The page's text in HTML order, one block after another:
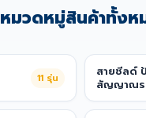
หมวดหมู่สินค้าทั้งห
11 รุ่น
สายชีลด์
สัญญาณร